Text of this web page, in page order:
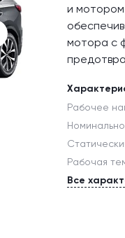
и мотором
мотора с
Рабочее
Рабочая
Все